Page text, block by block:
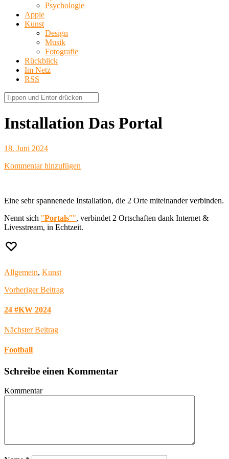
Psychologie
Apple
Kunst
Design
Musik
Fotografie
Rückblick
Im Netz
RSS
Installation Das Portal
18. Juni 2024
Kommentar hinzufügen
Eine sehr spannenede Installation, die 2 Orte miteinander verbinden.
Nennt sich "Portals"", verbindet 2 Ortschaften dank Internet &
Livesstream, in Echtzeit.
Allgemein, Kunst
Vorheriger Beitrag
24 #KW 2024
Nächster Beitrag
Football
Schreibe einen Kommentar
Kommentar